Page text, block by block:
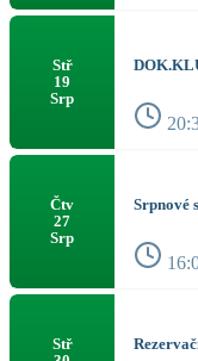
Stř
19
Srp
Čtv
27
Srp
Srpnové
Stř